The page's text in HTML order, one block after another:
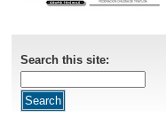
Search this site: